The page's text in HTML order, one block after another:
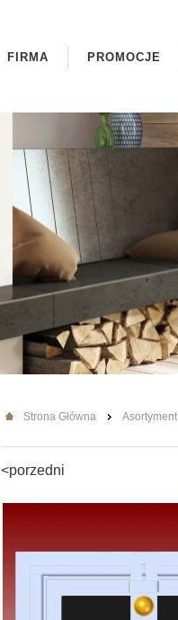
FIRMA PROMOCJE
Strona Główna Asortyment
<porzedni